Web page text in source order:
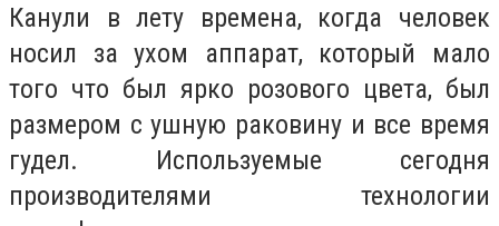
Канули в лету времена, когда человек
носил за ухом аппарат, который мало
того что был ярко розового цвета, был
размером с ушную раковину и все время
гудел. Используемые сегодня
производителями технологии